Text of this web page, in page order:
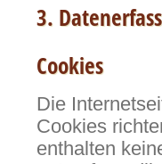
3.
Cookies
Die
Cookies
enthalten